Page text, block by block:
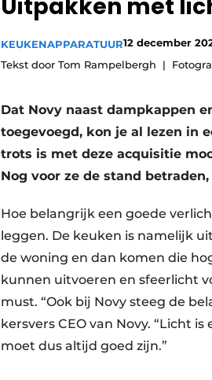
Vacature aanmelden
Video’s
Uitpakken met
KEUKENAPPARATUUR12 december
Tekst door Tom Rampelbergh
Dat Novy naast dampkappen
toegevoegd, kon je al lezen in
trots is met deze acquisitie
Nog voor ze de stand
Hoe belangrijk een goede
leggen. De keuken is namelijk
de woning en dan komen die
kunnen uitvoeren en sfeerlicht
must. “Ook bij Novy steeg de
kersvers CEO van Novy. “Licht
moet dus altijd goed zijn.”